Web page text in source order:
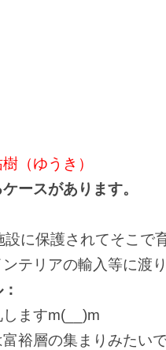
（ゆうき）
ースがあります。
設に保護されてそこで
ンテリアの輸入等に渡
ますm(__)m
裕層の集まりみたい